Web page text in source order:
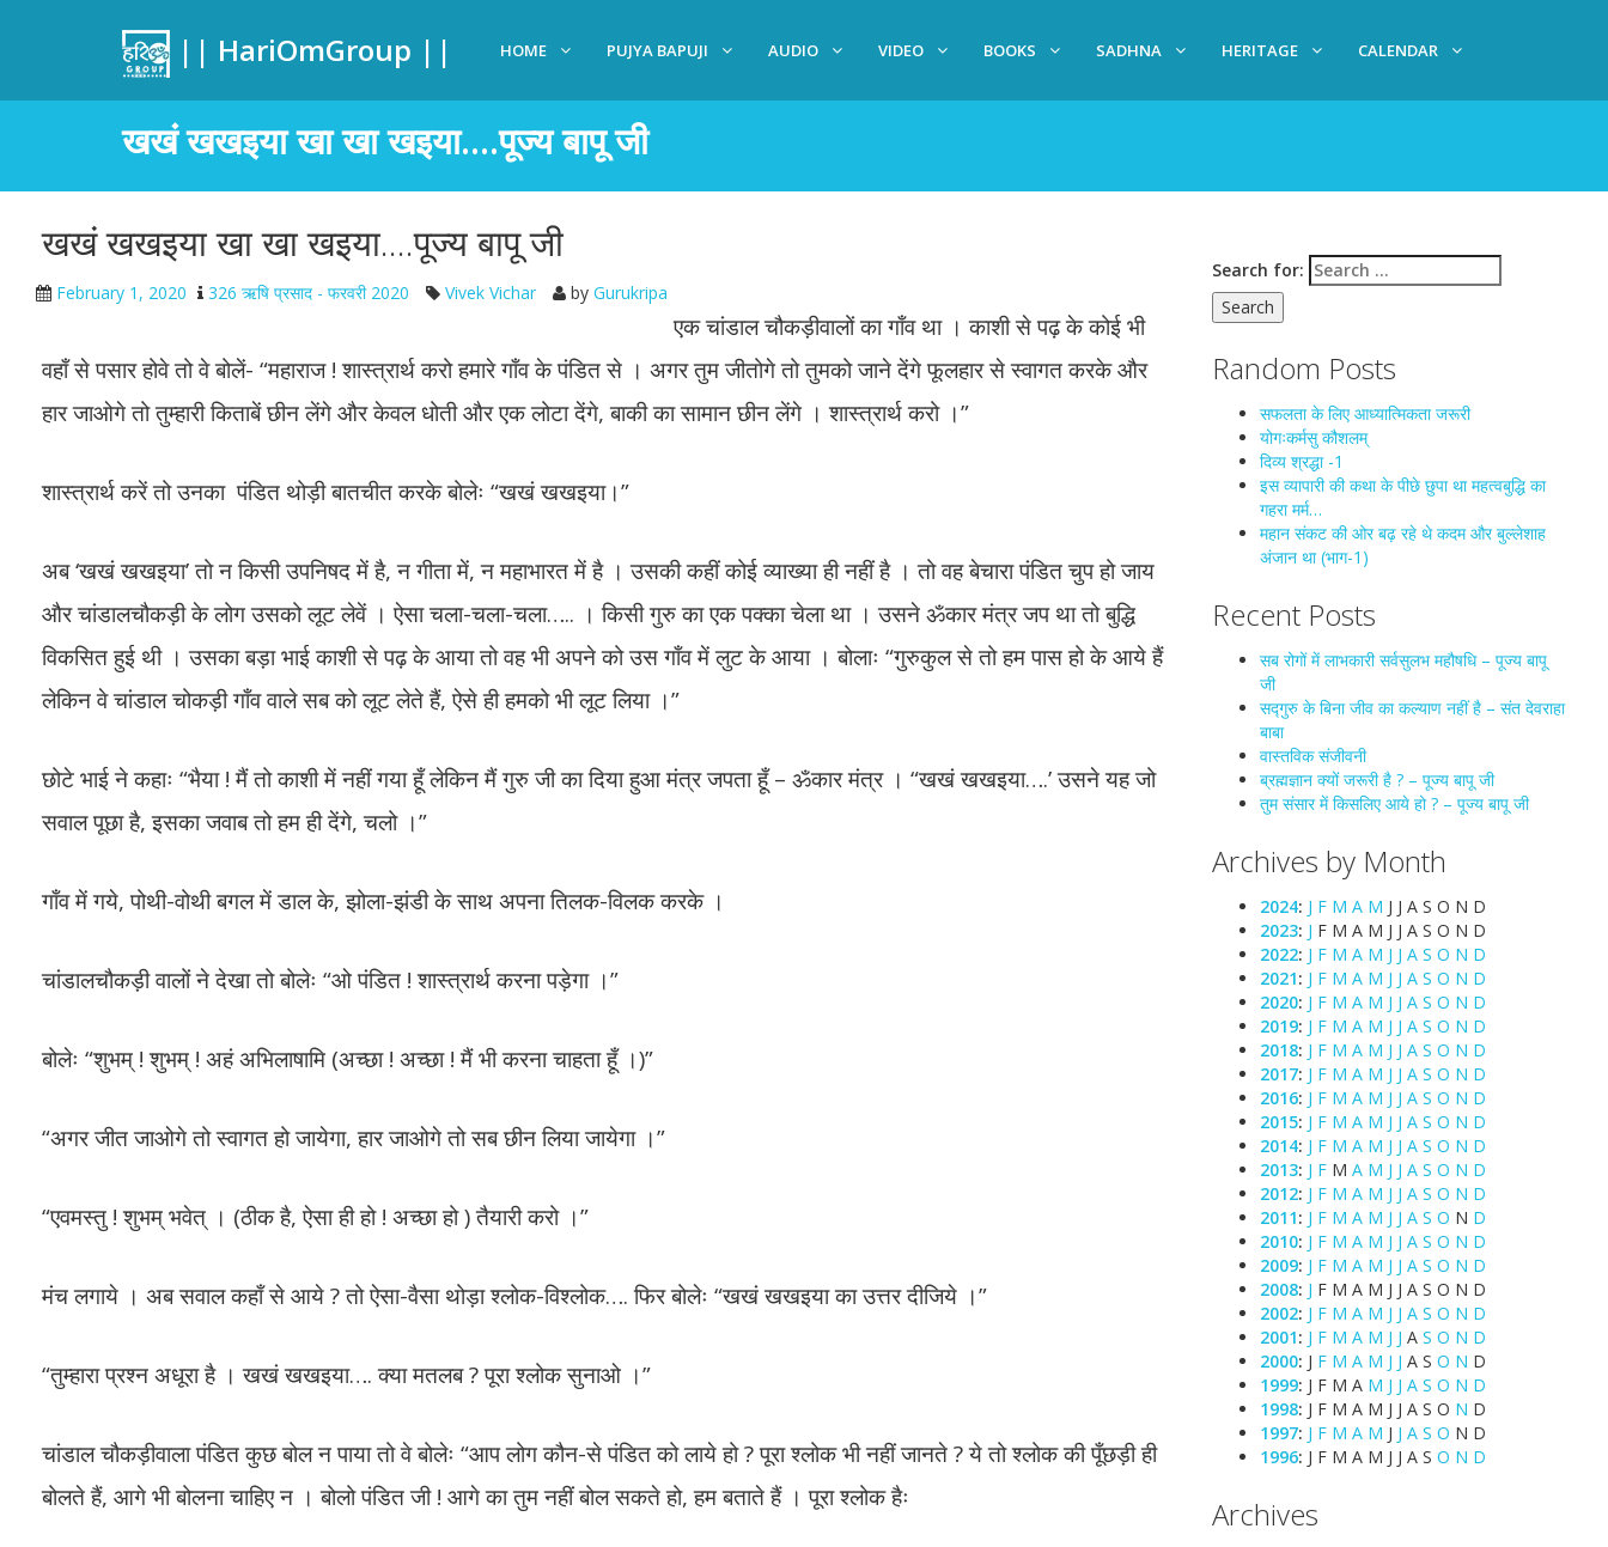
|| HariOmGroup || HOME PUJYA BAPUJI AUDIO VIDEO BOOKS SADHNA HERITAGE CALENDAR
खखं खखइया खा खा खइया….पूज्य बापू जी
खखं खखइया खा खा खइया….पूज्य बापू जी
February 1, 2020 326 ऋषि प्रसाद - फरवरी 2020 Vivek Vichar by Gurukripa
एक चांडाल चौकड़ीवालों का गाँव था । काशी से पढ़ के कोई भी
वहाँ से पसार होवे तो वे बोलें- “महाराज ! शास्त्रार्थ करो हमारे गाँव के पंडित से । अगर तुम जीतोगे तो तुमको जाने देंगे फूलहार से स्वागत करके और
हार जाओगे तो तुम्हारी किताबें छीन लेंगे और केवल धोती और एक लोटा देंगे, बाकी का सामान छीन लेंगे । शास्त्रार्थ करो ।”
शास्त्रार्थ करें तो उनका पंडित थोड़ी बातचीत करके बोलेः “खखं खखइया।”
अब ‘खखं खखइया’ तो न किसी उपनिषद में है, न गीता में, न महाभारत में है । उसकी कहीं कोई व्याख्या ही नहीं है । तो वह बेचारा पंडित चुप हो जाय
और चांडालचौकड़ी के लोग उसको लूट लेवें । ऐसा चला-चला-चला….. । किसी गुरु का एक पक्का चेला था । उसने ॐकार मंत्र जप था तो बुद्धि
विकसित हुई थी । उसका बड़ा भाई काशी से पढ़ के आया तो वह भी अपने को उस गाँव में लुट के आया । बोलाः “गुरुकुल से तो हम पास हो के आये हैं
लेकिन वे चांडाल चोकड़ी गाँव वाले सब को लूट लेते हैं, ऐसे ही हमको भी लूट लिया ।”
छोटे भाई ने कहाः “भैया ! मैं तो काशी में नहीं गया हूँ लेकिन मैं गुरु जी का दिया हुआ मंत्र जपता हूँ – ॐकार मंत्र । “खखं खखइया….’ उसने यह जो
सवाल पूछा है, इसका जवाब तो हम ही देंगे, चलो ।”
गाँव में गये, पोथी-वोथी बगल में डाल के, झोला-झंडी के साथ अपना तिलक-विलक करके ।
चांडालचौकड़ी वालों ने देखा तो बोलेः “ओ पंडित ! शास्त्रार्थ करना पड़ेगा ।”
बोलेः “शुभम् ! शुभम् ! अहं अभिलाषामि (अच्छा ! अच्छा ! मैं भी करना चाहता हूँ ।)”
“अगर जीत जाओगे तो स्वागत हो जायेगा, हार जाओगे तो सब छीन लिया जायेगा ।”
“एवमस्तु ! शुभम् भवेत् । (ठीक है, ऐसा ही हो ! अच्छा हो ) तैयारी करो ।”
मंच लगाये । अब सवाल कहाँ से आये ? तो ऐसा-वैसा थोड़ा श्लोक-विश्लोक…. फिर बोलेः “खखं खखइया का उत्तर दीजिये ।”
“तुम्हारा प्रश्न अधूरा है । खखं खखइया…. क्या मतलब ? पूरा श्लोक सुनाओ ।”
चांडाल चौकड़ीवाला पंडित कुछ बोल न पाया तो वे बोलेः “आप लोग कौन-से पंडित को लाये हो ? पूरा श्लोक भी नहीं जानते ? ये तो श्लोक की पूँछड़ी ही
बोलते हैं, आगे भी बोलना चाहिए न । बोलो पंडित जी ! आगे का तुम नहीं बोल सकते हो, हम बताते हैं । पूरा श्लोक हैः
Search for:
Random Posts
सफलता के लिए आध्यात्मिकता जरूरी
योगःकर्मसु कौशलम्
दिव्य श्रद्धा -1
इस व्यापारी की कथा के पीछे छुपा था महत्वबुद्धि का
गहरा मर्म…
महान संकट की ओर बढ़ रहे थे कदम और बुल्लेशाह
अंजान था (भाग-1)
Recent Posts
सब रोगों में लाभकारी सर्वसुलभ महौषधि – पूज्य बापू
जी
सद्गुरु के बिना जीव का कल्याण नहीं है – संत देवराहा
बाबा
वास्तविक संजीवनी
ब्रह्मज्ञान क्यों जरूरी है ? – पूज्य बापू जी
तुम संसार में किसलिए आये हो ? – पूज्य बापू जी
Archives by Month
2024: J F M A M J J A S O N D
2023: J F M A M J J A S O N D
2022: J F M A M J J A S O N D
2021: J F M A M J J A S O N D
2020: J F M A M J J A S O N D
2019: J F M A M J J A S O N D
2018: J F M A M J J A S O N D
2017: J F M A M J J A S O N D
2016: J F M A M J J A S O N D
2015: J F M A M J J A S O N D
2014: J F M A M J J A S O N D
2013: J F M A M J J A S O N D
2012: J F M A M J J A S O N D
2011: J F M A M J J A S O N D
2010: J F M A M J J A S O N D
2009: J F M A M J J A S O N D
2008: J F M A M J J A S O N D
2002: J F M A M J J A S O N D
2001: J F M A M J J A S O N D
2000: J F M A M J J A S O N D
1999: J F M A M J J A S O N D
1998: J F M A M J J A S O N D
1997: J F M A M J J A S O N D
1996: J F M A M J J A S O N D
Archives